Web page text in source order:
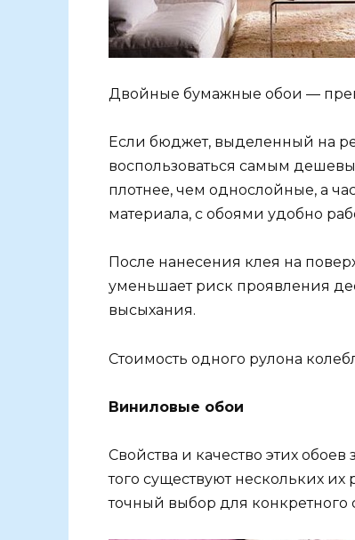
Двойные бумажные обои —
Если бюджет, выделенный на
воспользоваться самым
плотнее, чем однослойные, а
материала, с обоями удобно
После нанесения клея на
уменьшает риск проявления
высыхания.
Стоимость одного рулона
Виниловые обои
Свойства и качество этих
того существуют нескольких их
точный выбор для конкретного